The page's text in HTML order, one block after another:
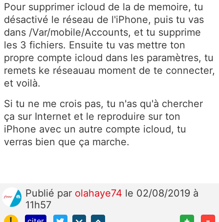
Pour supprimer icloud de la de memoire, tu
désactivé le réseau de l'iPhone, puis tu vas
dans /Var/mobile/Accounts, et tu supprime
les 3 fichiers. Ensuite tu vas mettre ton
propre compte icloud dans les paramètres, tu
remets ke réseauau moment de te connecter,
et voilà.
Si tu ne me crois pas, tu n'as qu'à chercher
ça sur Internet et le reproduire sur ton
iPhone avec un autre compte icloud, tu
verras bien que ça marche.
Publié par olahaye74 le 02/08/2019 à
11h57